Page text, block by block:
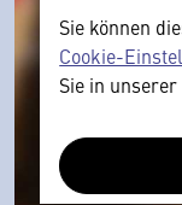
Sie können
Cookie-
Sie in